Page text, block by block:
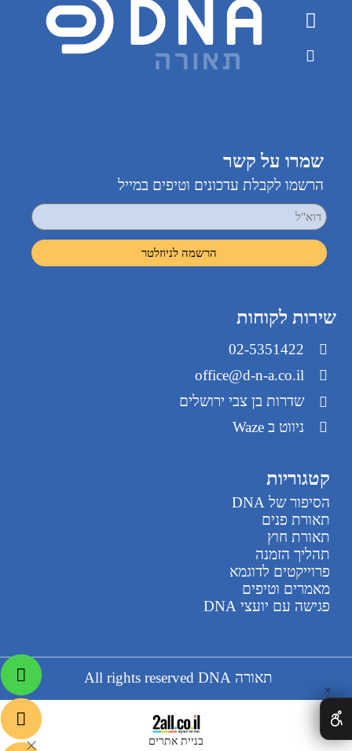
שמרו על קשר
הרשמו לקבלת עדכונים וטיפים במייל
שירות לקוחות
02-5351422
office@d-n-a.co.il
שדרות בן צבי ירושלים
ניווט ב Waze
קטגוריות
הסיפור של DNA
תאורת פנים
תאורת חוץ
תהליך הזמנה
פרוייקטים לדוגמא
מאמרים וטיפים
פגישה עם יועצי DNA
תאורה All rights reserved DNA
בניית אתרים
✕